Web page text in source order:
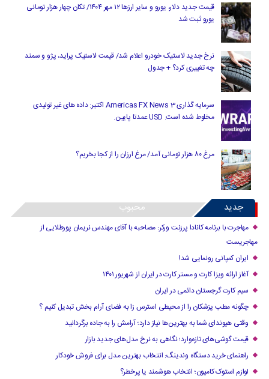
قیمت جدید دلار، یورو و سایر ارزها ۱۲ مهر ۱۴۰۴/ تکان چهار هزار تومانی
یورو ثبت شد
نرخ جدید لاستیک خودرو اعلام شد/ قیمت لاستیک پراید، پژو و سمند
چه تغییری کرد؟ + جدول
سرمایه گذاری Americas FX News 3 اکتبر: داده های غیر تولیدی
مخلوط شده است. USD عمدتا پایین.
مرغ ۸۰ هزار تومانی آمد/ مرغ ارزان را از کجا بخریم؟
جدید محبوب
مهاجرت با برنامه کانادا پرزنت ورکر: مصاحبه با آقای مهندس نریمان پورطلایی از
مهاجریست
ایران کمپانی رونمایی شد!
آغاز ارائه ویزا کارت و مستر کارت در ایران از شهریور ۱۴۰۱
سیم کارت گرجستان دائمی در ایران
چگونه مطب پزشکان را از محیطی استرس زا به فضای آرام بخش تبدیل کنیم ؟
وقتی هیوندای شما به بهترین‌ها نیاز دارد؛ آرامش را به جاده برگردانید
قیمت گوشی‌های تازه‌وارد؛ نگاهی به نرخ مدل‌های جدید بازار
راهنمای خرید دستگاه وندینگ: انتخاب بهترین مدل برای فروش خودکار
لوازم استوک کامیون؛ انتخاب هوشمند یا پرخطر؟